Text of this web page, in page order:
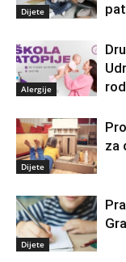
Dijete
Alergije
Dijete
za
Dijete